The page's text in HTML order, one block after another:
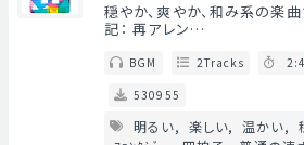
穏やか、爽やか、和み系の楽
記： 再アレン…
BGM 2Tracks
530955
明るい 楽しい 温かい